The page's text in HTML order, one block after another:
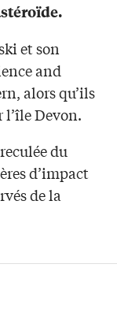
et son
and
alors qu’ils
Devon.
du
d’impact
de la